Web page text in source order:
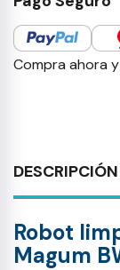
Compra ahora
Robot
Magum